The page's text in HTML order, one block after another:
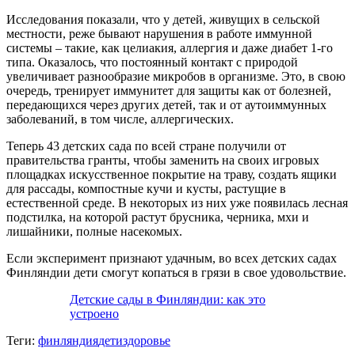
Исследования показали, что у детей, живущих в сельской
местности, реже бывают нарушения в работе иммунной
системы – такие, как целиакия, аллергия и даже диабет 1-го
типа. Оказалось, что постоянный контакт с природой
увеличивает разнообразие микробов в организме. Это, в свою
очередь, тренирует иммунитет для защиты как от болезней,
передающихся через других детей, так и от аутоиммунных
заболеваний, в том числе, аллергических.
Теперь 43 детских сада по всей стране получили от
правительства гранты, чтобы заменить на своих игровых
площадках искусственное покрытие на траву, создать ящики
для рассады, компостные кучи и кусты, растущие в
естественной среде. В некоторых из них уже появилась лесная
подстилка, на которой растут брусника, черника, мхи и
лишайники, полные насекомых.
Если эксперимент признают удачным, во всех детских садах
Финляндии дети смогут копаться в грязи в свое удовольствие.
Детские сады в Финляндии: как это
устроено
Теги: финляндиядетиздоровье